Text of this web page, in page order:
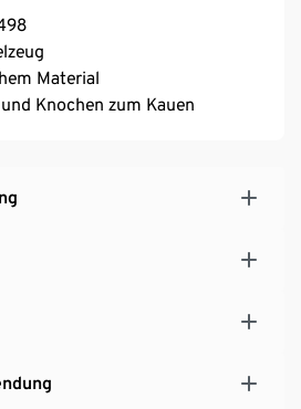
Material
Knochen zum Kauen